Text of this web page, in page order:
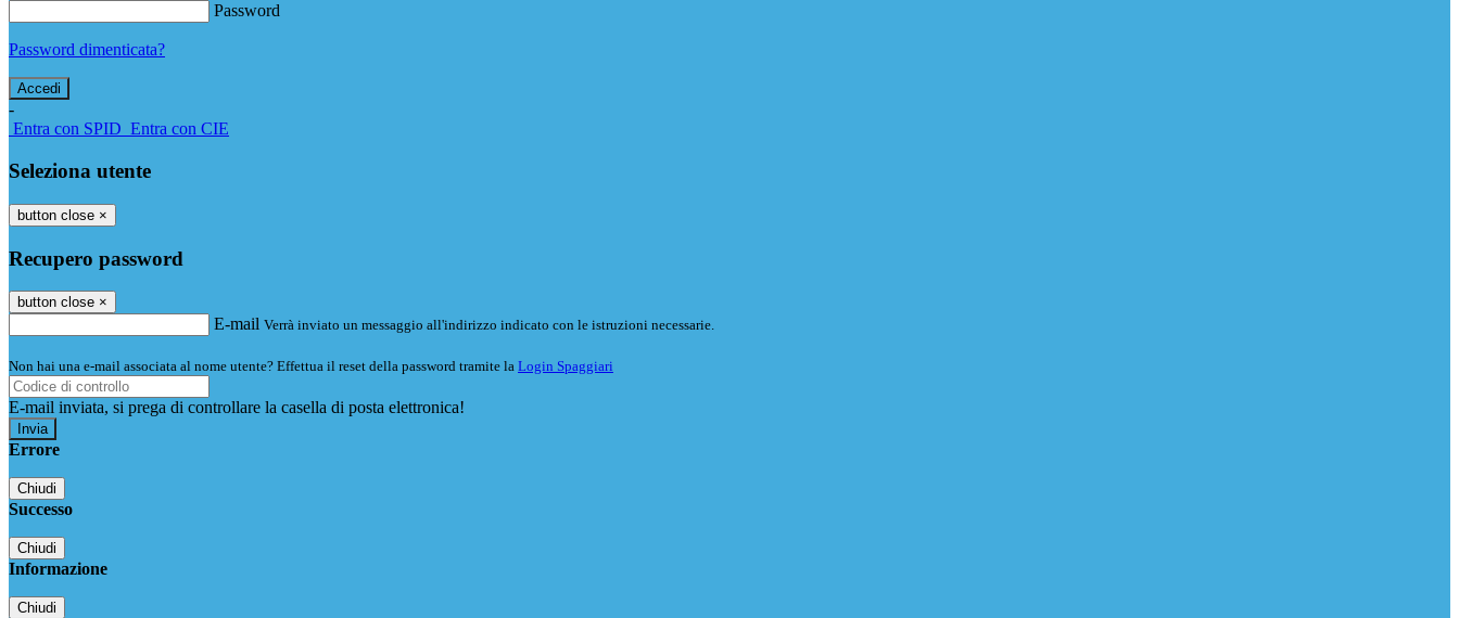
Password
Password dimenticata?
-
Entra con SPID Entra con CIE
Seleziona utente
button close ×
Recupero password
button close ×
E-mail Verrà inviato un messaggio all'indirizzo indicato con le istruzioni necessarie.
Non hai una e-mail associata al nome utente? Effettua il reset della password tramite la Login Spaggiari
E-mail inviata, si prega di controllare la casella di posta elettronica!
Errore
Chiudi
Successo
Chiudi
Informazione
Chiudi